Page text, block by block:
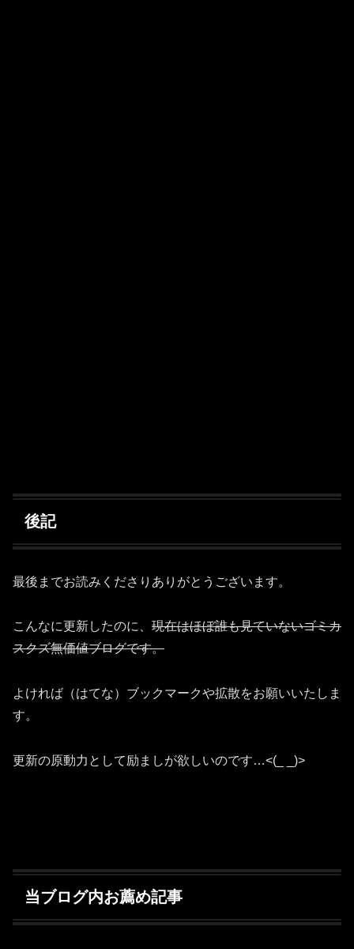
後記
最後までお読みくださりありがとうございます。
こんなに更新したのに、 現在はほぼ誰も見ていないゴミカ
スクズ無価値ブログです。
よければ（はてな）ブックマークや拡散をお願いいたしま
す。
更新の原動力として励ましが欲しいのです…<(_ _)>
当ブログ内お薦め記事